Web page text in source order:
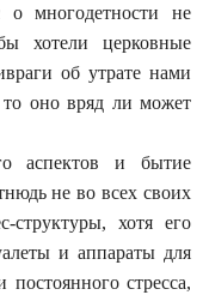
о многодетности не
хотели церковные
об утрате нами
то оно вряд ли может
аспектов и бытие
не во всех своих
структуры, хотя его
и аппараты для
стресса,